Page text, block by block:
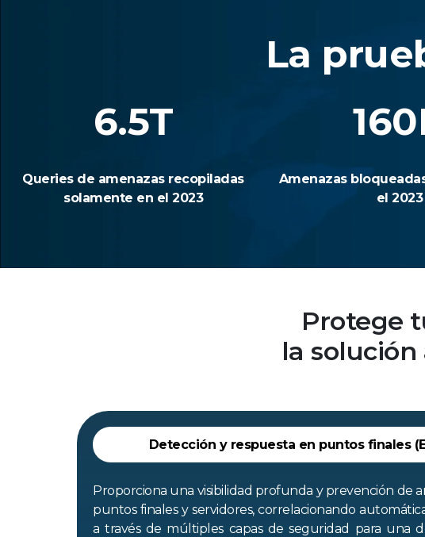
La
6.5T
Queries de amenazas recopiladas
solamente en el 2023
Amenazas
el 2023
Protege
la
Detección y respuesta en puntos finales
Proporciona una visibilidad profunda y prevención de
puntos finales y servidores, correlacionando
a través de múltiples capas de seguridad para una